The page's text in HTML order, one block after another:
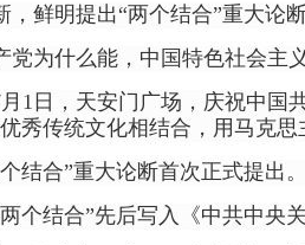
，鲜明提出“两个结合”重大
党为什么能，中国特色社会主
月1日，天安门广场，庆祝中
秀传统文化相结合，用马克
结合”重大论断首次正式提出
个结合”先后写入《中共中央